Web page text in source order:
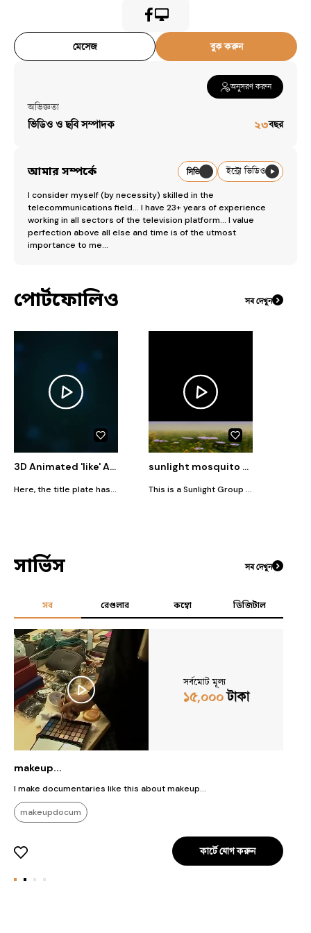
মেসেজ বুক করুন
অনুসরণ করুন
অভিজ্ঞতা
ভিডিও ও ছবি সম্পাদক ২৩বছর
আমার সম্পর্কে সিভি ইন্ট্রো ভিডিও
I consider myself (by necessity) skilled in the
telecommunications field... I have 23+ years of experience
working in all sectors of the television platform... I value
perfection above all else and time is of the utmost
importance to me...
পোর্টফোলিও সব দেখুন
3D Animated 'like' Aston plat...
Here, the title plate has been created with emphasis on 3D animation and lighting...
sunlight mosquito spray...
This is a Sunlight Group aerosol L-save TVC, which features 3D modeling, motion graphics, and special effects including text animation...
সার্ভিস সব দেখুন
সব রেগুলার কম্বো ডিজিটাল
সর্বমোট মূল্য
১৫,০০০টাকা
makeup...
I make documentaries like this about makeup...
makeupdocum
কার্টে যোগ করুন